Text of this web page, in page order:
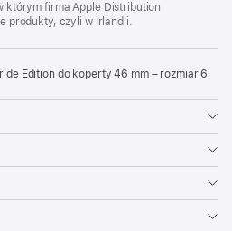
którym firma Apple Distribution
produkty, czyli w Irlandii.
Edition do koperty 46 mm – rozmiar 6